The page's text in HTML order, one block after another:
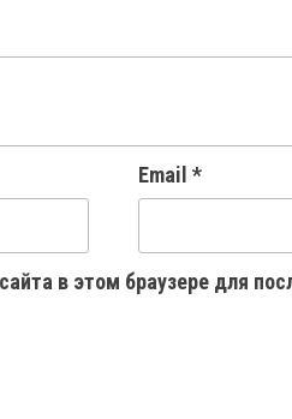
Email *
в этом браузере для